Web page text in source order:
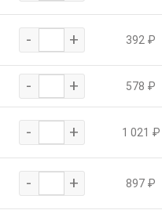
- + 392 ₽
- + 578 ₽
- + 1 021 ₽
- + 897 ₽